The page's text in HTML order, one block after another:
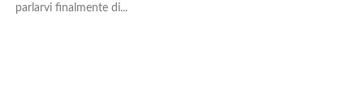
parlarvi finalmente di...